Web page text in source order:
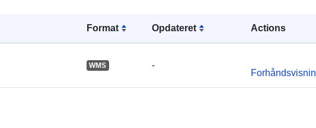
Format Opdateret Actions
WMS -
45.88636398 ], [
45.88636398 ], [
45.82488632 ], [
Type: